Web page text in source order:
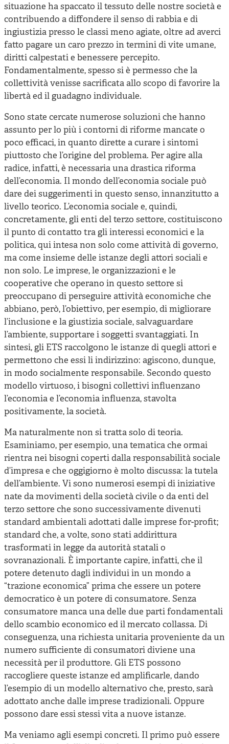
situazione ha spaccato il tessuto delle nostre società e
contribuendo a diffondere il senso di rabbia e di
ingiustizia presso le classi meno agiate, oltre ad averci
fatto pagare un caro prezzo in termini di vite umane,
diritti calpestati e benessere percepito.
Fondamentalmente, spesso si è permesso che la
collettività venisse sacrificata allo scopo di favorire la
libertà ed il guadagno individuale.
Sono state cercate numerose soluzioni che hanno
assunto per lo più i contorni di riforme mancate o
poco efficaci, in quanto dirette a curare i sintomi
piuttosto che l’origine del problema. Per agire alla
radice, infatti, è necessaria una drastica riforma
dell’economia. Il mondo dell’economia sociale può
dare dei suggerimenti in questo senso, innanzitutto a
livello teorico. L’economia sociale e, quindi,
concretamente, gli enti del terzo settore, costituiscono
il punto di contatto tra gli interessi economici e la
politica, qui intesa non solo come attività di governo,
ma come insieme delle istanze degli attori sociali e
non solo. Le imprese, le organizzazioni e le
cooperative che operano in questo settore si
preoccupano di perseguire attività economiche che
abbiano, però, l’obiettivo, per esempio, di migliorare
l’inclusione e la giustizia sociale, salvaguardare
l’ambiente, supportare i soggetti svantaggiati. In
sintesi, gli ETS raccolgono le istanze di quegli attori e
permettono che essi li indirizzino: agiscono, dunque,
in modo socialmente responsabile. Secondo questo
modello virtuoso, i bisogni collettivi influenzano
l’economia e l’economia influenza, stavolta
positivamente, la società.
Ma naturalmente non si tratta solo di teoria.
Esaminiamo, per esempio, una tematica che ormai
rientra nei bisogni coperti dalla responsabilità sociale
d’impresa e che oggigiorno è molto discussa: la tutela
dell’ambiente. Vi sono numerosi esempi di iniziative
nate da movimenti della società civile o da enti del
terzo settore che sono successivamente divenuti
standard ambientali adottati dalle imprese for-profit;
standard che, a volte, sono stati addirittura
trasformati in legge da autorità statali o
sovranazionali. È importante capire, infatti, che il
potere detenuto dagli individui in un mondo a
“trazione economica” prima che essere un potere
democratico è un potere di consumatore. Senza
consumatore manca una delle due parti fondamentali
dello scambio economico ed il mercato collassa. Di
conseguenza, una richiesta unitaria proveniente da un
numero sufficiente di consumatori diviene una
necessità per il produttore. Gli ETS possono
raccogliere queste istanze ed amplificarle, dando
l’esempio di un modello alternativo che, presto, sarà
adottato anche dalle imprese tradizionali. Oppure
possono dare essi stessi vita a nuove istanze.
Ma veniamo agli esempi concreti. Il primo può essere